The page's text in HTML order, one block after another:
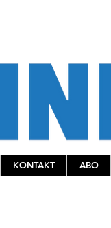
KONTAKT ABO